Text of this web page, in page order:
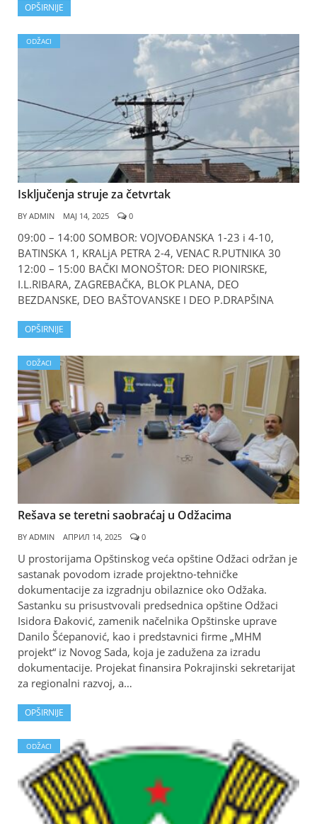
OPŠIRNIJE
ODŽACI
Isključenja struje za četvrtak
BY ADMIN МАЈ 14, 2025 0
09:00 – 14:00 SOMBOR: VOJVOĐANSKA 1-23 i 4-10,
BATINSKA 1, KRALjA PETRA 2-4, VENAC R.PUTNIKA 30
12:00 – 15:00 BAČKI MONOŠTOR: DEO PIONIRSKE,
I.L.RIBARA, ZAGREBAČKA, BLOK PLANA, DEO
BEZDANSKE, DEO BAŠTOVANSKE I DEO P.DRAPŠINA
OPŠIRNIJE
ODŽACI
Rešava se teretni saobraćaj u Odžacima
BY ADMIN АПРИЛ 14, 2025 0
U prostorijama Opštinskog veća opštine Odžaci održan je
sastanak povodom izrade projektno-tehničke
dokumentacije za izgradnju obilaznice oko Odžaka.
Sastanku su prisustvovali predsednica opštine Odžaci
Isidora Đaković, zamenik načelnika Opštinske uprave
Danilo Šćepanović, kao i predstavnici firme „MHM
projekt“ iz Novog Sada, koja je zadužena za izradu
dokumentacije. Projekat finansira Pokrajinski sekretarijat
za regionalni razvoj, a…
OPŠIRNIJE
ODŽACI